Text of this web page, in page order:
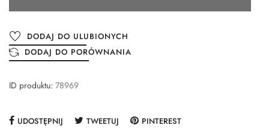
DODAJ DO ULUBIONYCH
DODAJ DO PORÓWNANIA
ID produktu: 78969
UDOSTĘPNIJ TWEETUJ PINTEREST